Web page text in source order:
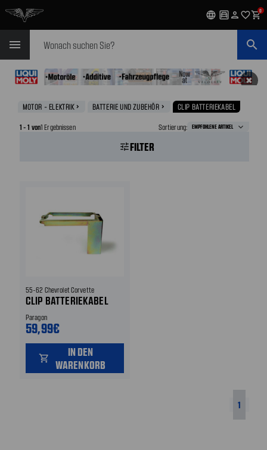
language garage person favorite_outlineshopping_cart0
menu search
✖
MOTOR - ELEKTRIKnavigate_next BATTERIE UND ZUBEHÖR navigate_next CLIP BATTERIEKABEL
1 - 1 von1 Ergebnissen Sortierung:
tuneFILTER
55-62 Chevrolet Corvette
CLIP BATTERIEKABEL
Paragon
59,99€
shopping_cart
IN DEN
WARENKORB
1